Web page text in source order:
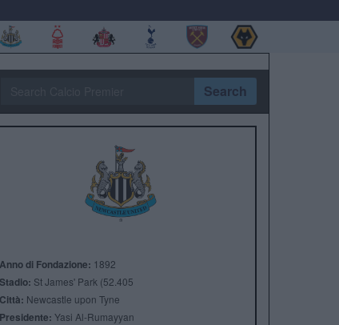
Search
Anno di Fondazione: 1892
Stadio: St James' Park (52.405
Città: Newcastle upon Tyne
Presidente: Yasi Al-Rumayyan